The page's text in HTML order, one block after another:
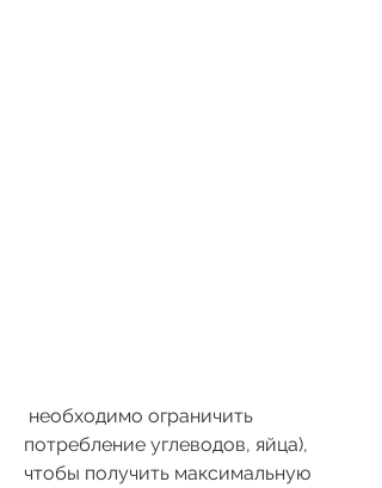
потребление углеводов, яйца),
чтобы получить максимальную